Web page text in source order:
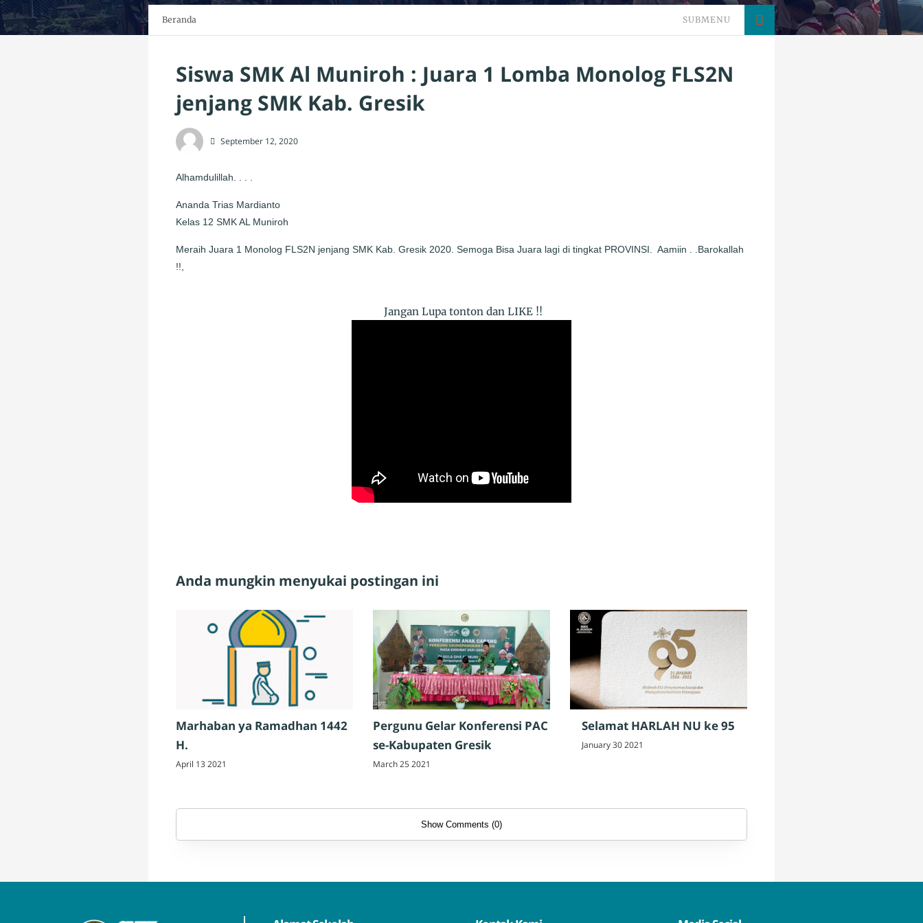
Beranda SUBMENU
Siswa SMK Al Muniroh : Juara 1 Lomba Monolog FLS2N
jenjang SMK Kab. Gresik
September 12, 2020
Alhamdulillah. . . .
Ananda Trias Mardianto
Kelas 12 SMK AL Muniroh
Meraih Juara 1 Monolog FLS2N jenjang SMK Kab. Gresik 2020. Semoga Bisa Juara lagi di tingkat PROVINSI. Aamiin . .Barokallah
!!,
Jangan Lupa tonton dan LIKE !!
Anda mungkin menyukai postingan ini
Marhaban ya Ramadhan 1442
H.
April 13 2021
Pergunu Gelar Konferensi PAC
se-Kabupaten Gresik
March 25 2021
Selamat HARLAH NU ke 95
January 30 2021
Show Comments (0)